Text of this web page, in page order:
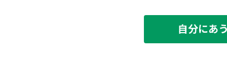
自分にあ